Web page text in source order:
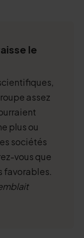
le
assez
plus ou
sociétés
vous que
favorables.